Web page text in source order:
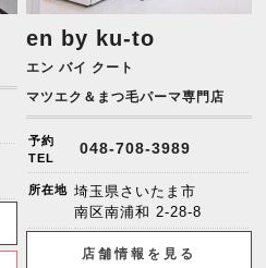
en by ku-to
エン バイ クート
マツエク＆まつ毛パーマ専門店
予約
TEL
048-708-3989
所在地 埼玉県さいたま市
南区南浦和 2-28-8
店舗情報を見る